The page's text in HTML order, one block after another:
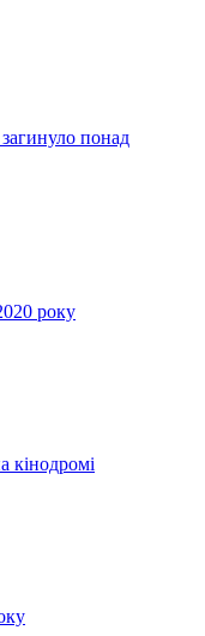
загинуло понад
року
кінодромі